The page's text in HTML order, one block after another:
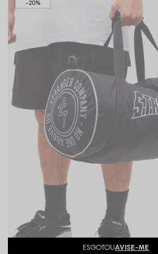
20%
ESGOTOUAVISE-ME